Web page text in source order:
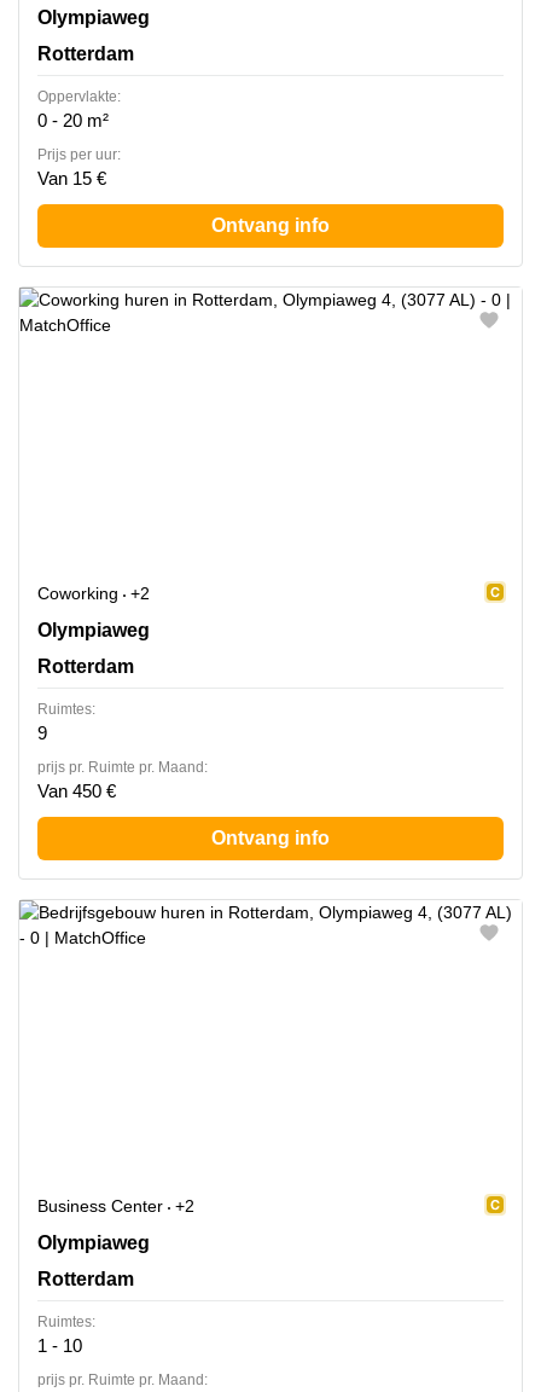
Olympiaweg 4, Rotterdam
Olympiaweg
Rotterdam
Oppervlakte:
0 - 20 m²
Prijs per uur:
Van 15 €
Ontvang info
Coworking
+2
Olympiaweg 4, Rotterdam
Olympiaweg
Rotterdam
Ruimtes:
9
prijs pr. Ruimte pr. Maand:
Van 450 €
Ontvang info
Business Center
+2
Olympiaweg 4, Rotterdam
Olympiaweg
Rotterdam
Ruimtes:
1 - 10
prijs pr. Ruimte pr. Maand: